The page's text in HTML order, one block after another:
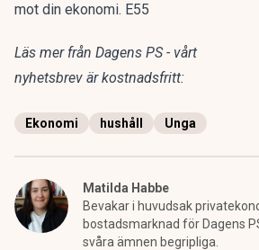
mot din ekonomi. E55
Läs mer från Dagens PS - vårt
nyhetsbrev är kostnadsfritt:
Ekonomi hushåll Unga
Matilda Habbe
Bevakar i huvudsak
bostadsmarknad för Dagens
svåra ämnen begripliga.